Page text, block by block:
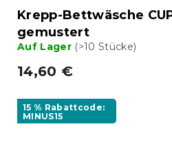
Krepp-Bettwäsche
gemustert
Auf Lager (>10 Stücke)
14,60 €
15 % Rabattcode:
MINUS15